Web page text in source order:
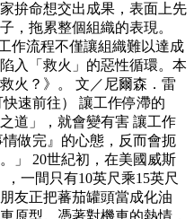
拚命想交出成果，表面上先
，拖累整個組織的表現。
作流程不僅讓組織難以達成
入「救火」的惡性循環。本
火？》。 文／尼爾森．雷
速前往） 讓工作停滯的
道」，就會變有害 讓工作
做完』的心態，反而會扼
」 20世紀初，在美國威斯
一間只有10英尺乘15英尺
友正把蕃茄罐頭當成化油